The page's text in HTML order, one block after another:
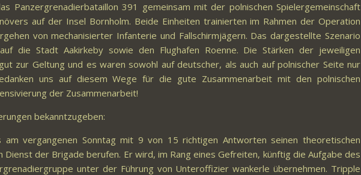
Panzergrenadierbataillon 391 gemeinsam mit der polnischen Spielergemeinschaft
auf der Insel Bornholm. Beide Einheiten trainierten im Rahmen der Operation
von mechanisierter Infanterie und Fallschirmjägern. Das dargestellte Szenario
die Stadt Aakirkeby sowie den Flughafen Roenne. Die Stärken der jeweiligen
zur Geltung und es waren sowohl auf deutscher, als auch auf polnischer Seite nur
uns auf diesem Wege für die gute Zusammenarbeit mit den polnischen
der Zusammenarbeit!
bekanntzugeben:
vergangenen Sonntag mit 9 von 15 richtigen Antworten seinen theoretischen
der Brigade berufen. Er wird, im Rang eines Gefreiten, künftig die Aufgabe des
unter der Führung von Unteroffizier wankerle übernehmen. Tripple